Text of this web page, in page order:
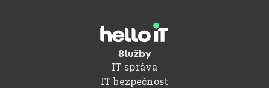
Služby
IT správa
IT bezpečnost